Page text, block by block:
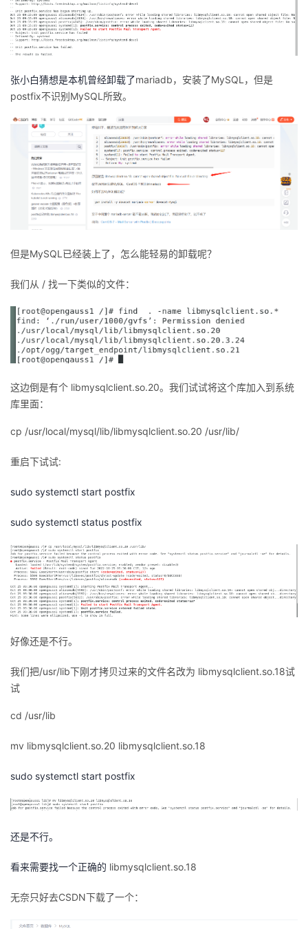
张小白猜想是本机曾经卸载了mariadb，安装了MySQL，但是
postfix不识别MySQL所致。
但是MySQL已经装上了，怎么能轻易的卸载呢？
我们从 / 找一下类似的文件：
这边倒是有个 libmysqlclient.so.20。我们试试将这个库加入到系统
库里面：
cp /usr/local/mysql/lib/libmysqlclient.so.20 /usr/lib/
重启下试试:
sudo systemctl start postfix
sudo systemctl status postfix
好像还是不行。
我们把/usr/lib下刚才拷贝过来的文件名改为 libmysqlclient.so.18试
试
cd /usr/lib
mv libmysqlclient.so.20 libmysqlclient.so.18
sudo systemctl start postfix
还是不行。
看来需要找一个正确的 libmysqlclient.so.18
无奈只好去CSDN下载了一个：